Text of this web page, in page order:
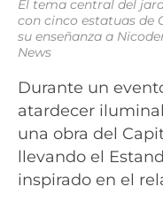
El tema central del
con cinco estatuas de
su enseñanza a
News
Durante un
atardecer
una obra del
llevando el
inspirado en el